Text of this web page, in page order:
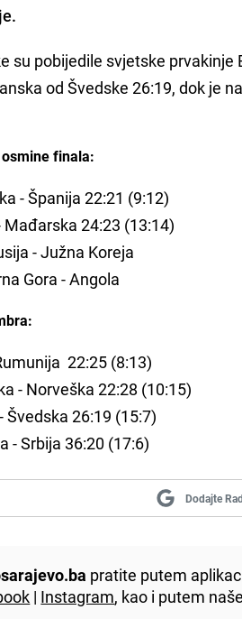
su pobijedile svjetske
od Švedske 26:19, dok je
finala:
- Španija 22:21 (9:12)
Mađarska 24:23 (13:14)
- Južna Koreja
Gora - Angola
22:25 (8:13)
- Norveška 22:28 (10:15)
Švedska 26:19 (15:7)
- Srbija 36:20 (17:6)
Dodajte
pratite putem
| Instagram, kao i putem